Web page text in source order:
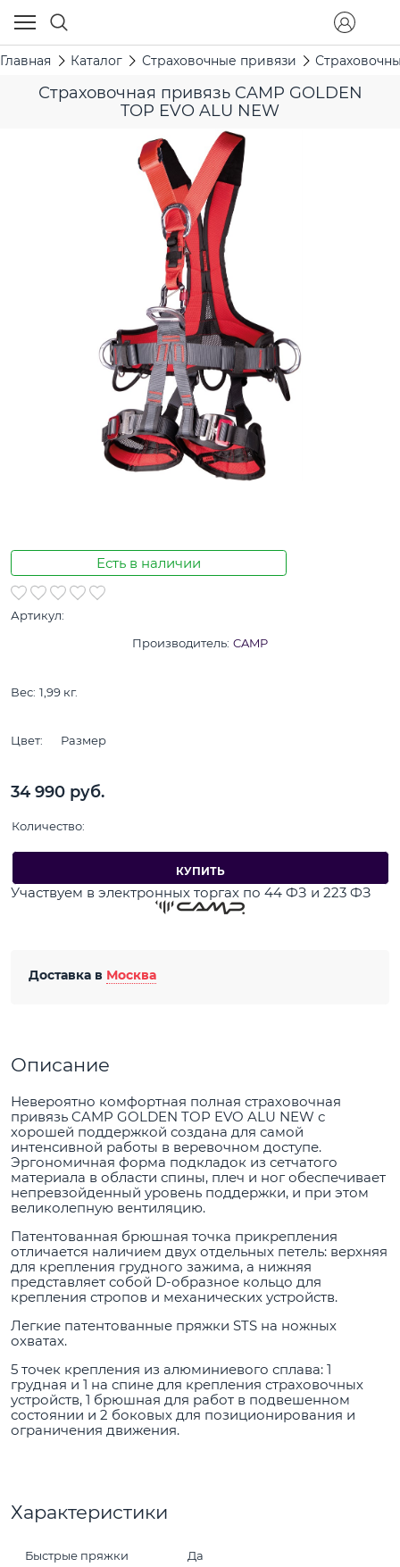
Главная Каталог Страховочные привязи
Страховочная привязь CAMP GOLDEN
TOP EVO ALU NEW
Есть в наличии
Артикул:
Производитель: CAMP
Вес: 1,99 кг.
Цвет: Размер
34 990 руб.
Количество:
КУПИТЬ
Участвуем в электронных торгах по 44 ФЗ и 223 ФЗ
Доставка в Москва
Описание
Невероятно комфортная полная страховочная
привязь CAMP GOLDEN TOP EVO ALU NEW с
хорошей поддержкой создана для самой
интенсивной работы в веревочном доступе.
Эргономичная форма подкладок из сетчатого
материала в области спины, плеч и ног обеспечивает
непревзойденный уровень поддержки, и при этом
великолепную вентиляцию.
Патентованная брюшная точка прикрепления
отличается наличием двух отдельных петель: верхняя
для крепления грудного зажима, а нижняя
представляет собой D-образное кольцо для
крепления стропов и механических устройств.
Легкие патентованные пряжки STS на ножных
охватах.
5 точек крепления из алюминиевого сплава: 1
грудная и 1 на спине для крепления страховочных
устройств, 1 брюшная для работ в подвешенном
состоянии и 2 боковых для позиционирования и
ограничения движения.
Характеристики
Быстрые пряжки Да